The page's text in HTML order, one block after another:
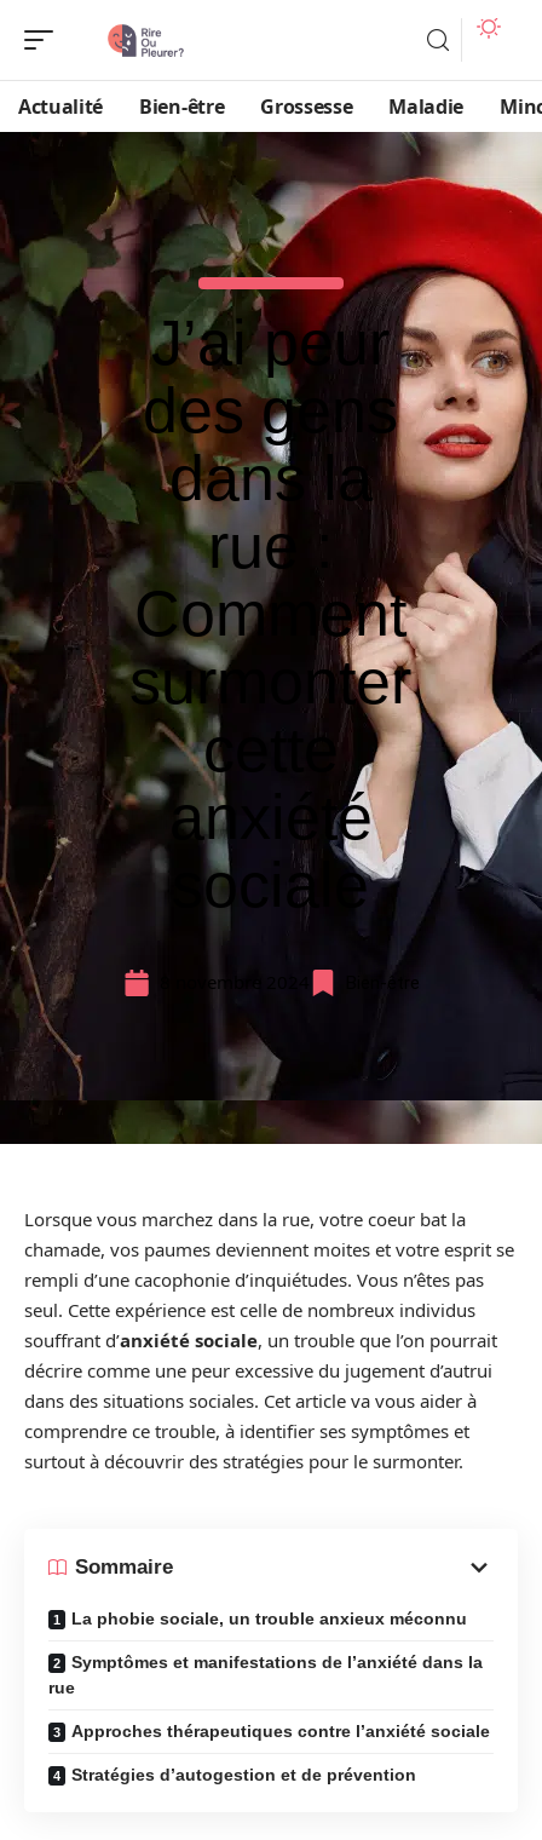
Actualité Bien-être Grossesse Maladie
J’ai peur
des gens
dans la
rue :
Comment
surmonter
cette
anxiété
sociale
8 novembre 2024 Bien-être
Lorsque vous marchez dans la rue, votre coeur bat la
chamade, vos paumes deviennent moites et votre esprit se
rempli d’une cacophonie d’inquiétudes. Vous n’êtes pas
seul. Cette expérience est celle de nombreux individus
souffrant d’anxiété sociale, un trouble que l’on pourrait
décrire comme une peur excessive du jugement d’autrui
dans des situations sociales. Cet article va vous aider à
comprendre ce trouble, à identifier ses symptômes et
surtout à découvrir des stratégies pour le surmonter.
Sommaire
La phobie sociale, un trouble anxieux méconnu
Symptômes et manifestations de l’anxiété dans la
rue
Approches thérapeutiques contre l’anxiété sociale
Stratégies d’autogestion et de prévention